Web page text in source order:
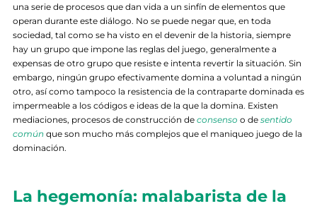
una serie de procesos que dan vida a un sinfín de elementos que
operan durante este diálogo. No se puede negar que, en toda
sociedad, tal como se ha visto en el devenir de la historia, siempre
hay un grupo que impone las reglas del juego, generalmente a
expensas de otro grupo que resiste e intenta revertir la situación. Sin
embargo, ningún grupo efectivamente domina a voluntad a ningún
otro, así como tampoco la resistencia de la contraparte dominada es
impermeable a los códigos e ideas de la que la domina. Existen
mediaciones, procesos de construcción de consenso o de sentido
común que son mucho más complejos que el maniqueo juego de la
dominación.
La hegemonía: malabarista de la